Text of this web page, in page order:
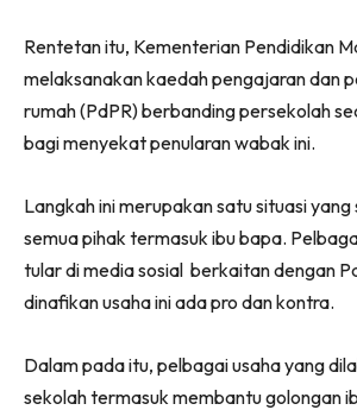
Rentetan itu, Kementerian Pendidikan
melaksanakan kaedah pengajaran dan
rumah (PdPR) berbanding persekolah
bagi menyekat penularan wabak ini.
Langkah ini merupakan satu situasi
semua pihak termasuk ibu bapa.
tular di media sosial berkaitan dengan
dinafikan usaha ini ada pro dan kontra.
Dalam pada itu, pelbagai usaha yang
sekolah termasuk membantu golongan